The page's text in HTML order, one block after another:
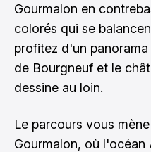
Gourmalon en
colorés qui se
profitez d'un
de Bourgneuf et le
dessine au loin.
Le parcours vous
Gourmalon, où